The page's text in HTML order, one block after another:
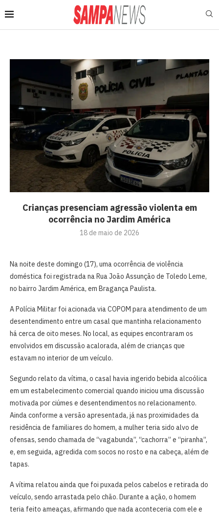
Crianças presenciam agressão violenta em
ocorrência no Jardim América
18 de maio de 2026
Na noite deste domingo (17), uma ocorrência de violência
doméstica foi registrada na Rua João Assunção de Toledo Leme,
no bairro Jardim América, em Bragança Paulista.
A Polícia Militar foi acionada via COPOM para atendimento de um
desentendimento entre um casal que mantinha relacionamento
há cerca de oito meses. No local, as equipes encontraram os
envolvidos em discussão acalorada, além de crianças que
estavam no interior de um veículo.
Segundo relato da vítima, o casal havia ingerido bebida alcoólica
em um estabelecimento comercial quando iniciou uma discussão
motivada por ciúmes e desentendimentos no relacionamento.
Ainda conforme a versão apresentada, já nas proximidades da
residência de familiares do homem, a mulher teria sido alvo de
ofensas, sendo chamada de “vagabunda”, “cachorra” e “piranha”,
e, em seguida, agredida com socos no rosto e na cabeça, além de
tapas.
A vítima relatou ainda que foi puxada pelos cabelos e retirada do
veículo, sendo arrastada pelo chão. Durante a ação, o homem
teria feito ameaças, afirmando que nada aconteceria com ele e